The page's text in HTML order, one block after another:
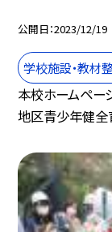
公開日 2023/12/19
学校施設・教材
本校ホームペー
地区青少年健